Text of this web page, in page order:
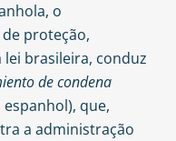
o
proteção,
lei brasileira, conduz
de condena
que,
a administração